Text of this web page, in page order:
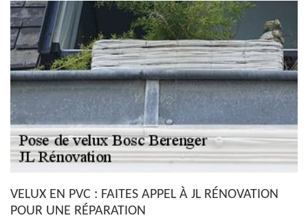
VELUX EN PVC : FAITES APPEL À JL RÉNOVATION
POUR UNE RÉPARATION